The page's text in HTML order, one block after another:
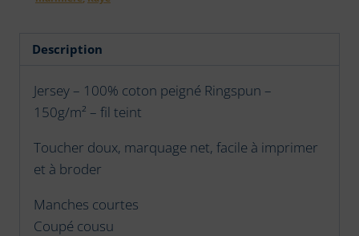
3
Description
Jersey – 100% coton peigné Ringspun –
150g/m² – fil teint
Toucher doux, marquage net, facile à imprimer
et à broder
Manches courtes
Coupé cousu